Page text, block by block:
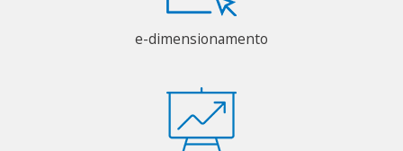
e-dimensionamento